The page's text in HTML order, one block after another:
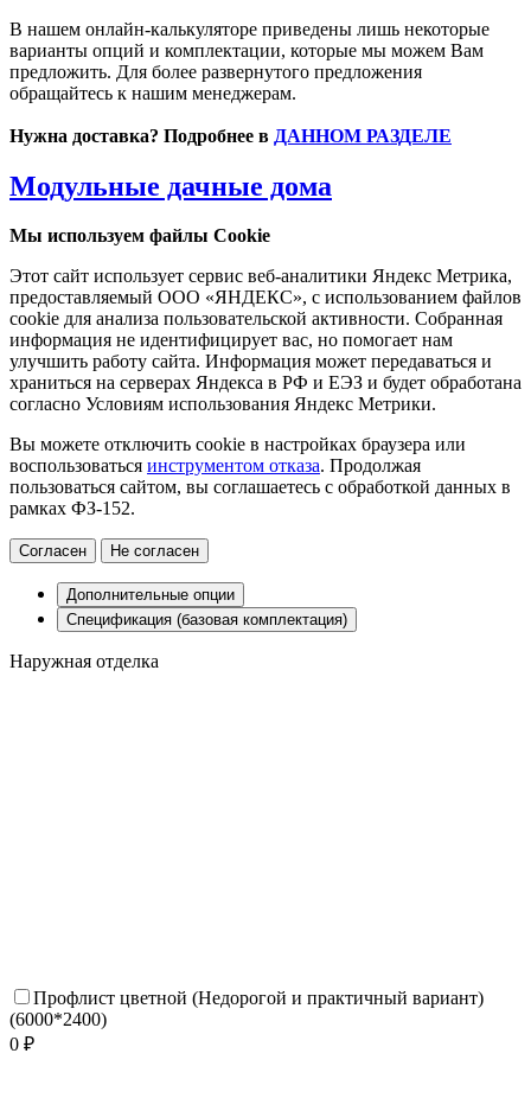
В нашем онлайн-калькуляторе приведены лишь некоторые
варианты опций и комплектации, которые мы можем Вам
предложить. Для более развернутого предложения
обращайтесь к нашим менеджерам.
Нужна доставка? Подробнее в ДАННОМ РАЗДЕЛЕ
Модульные дачные дома
Мы используем файлы Cookie
Этот сайт использует сервис веб-аналитики Яндекс Метрика,
предоставляемый ООО «ЯНДЕКС», с использованием файлов
cookie для анализа пользовательской активности. Собранная
информация не идентифицирует вас, но помогает нам
улучшить работу сайта. Информация может передаваться и
храниться на серверах Яндекса в РФ и ЕЭЗ и будет обработана
согласно Условиям использования Яндекс Метрики.
Вы можете отключить cookie в настройках браузера или
воспользоваться инструментом отказа. Продолжая
пользоваться сайтом, вы соглашаетесь с обработкой данных в
рамках ФЗ-152.
Согласен Не согласен
Дополнительные опции
Спецификация (базовая комплектация)
Наружная отделка
Профлист цветной (Недорогой и практичный вариант)
(6000*2400)
0 ₽